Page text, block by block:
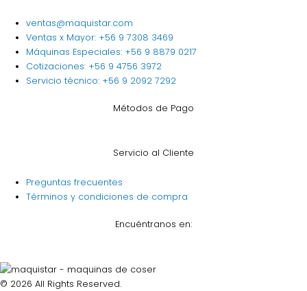
ventas@maquistar.com
Ventas x Mayor: +56 9 7308 3469
Máquinas Especiales: +56 9 8879 0217
Cotizaciones: +56 9 4756 3972
Servicio técnico: +56 9 2092 7292
Métodos de Pago
Servicio al Cliente
Preguntas frecuentes
Términos y condiciones de compra
Encuéntranos en:
© 2026 All Rights Reserved.